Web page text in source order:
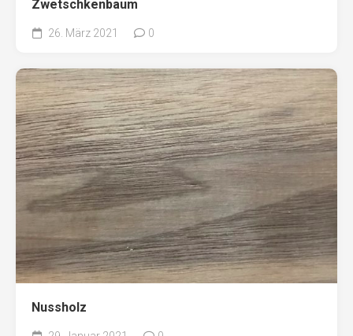
Zwetschkenbaum
26. März 2021 0
Nussholz